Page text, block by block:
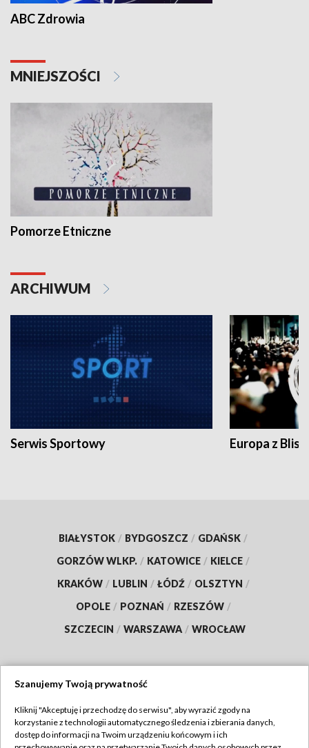
ABC Zdrowia
MNIEJSZOŚCI
Pomorze Etniczne
ARCHIWUM
Serwis Sportowy Europa z
BIAŁYSTOK / BYDGOSZCZ / GDAŃSK /
GORZÓW WLKP. / KATOWICE / KIELCE /
KRAKÓW / LUBLIN / ŁÓDŹ / OLSZTYN /
OPOLE / POZNAŃ / RZESZÓW /
SZCZECIN / WARSZAWA / WROCŁAW
TVP
Szanujemy Twoją prywatność
Kliknij "Akceptuję i przechodzę do serwisu", aby wyrazić zgody na
korzystanie z technologii automatycznego śledzenia i zbierania danych,
dostęp do informacji na Twoim urządzeniu końcowym i ich